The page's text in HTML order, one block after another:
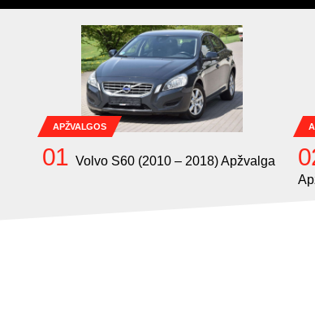
APŽVALGOS
Volvo S60 (2010 – 2018) Apžvalga